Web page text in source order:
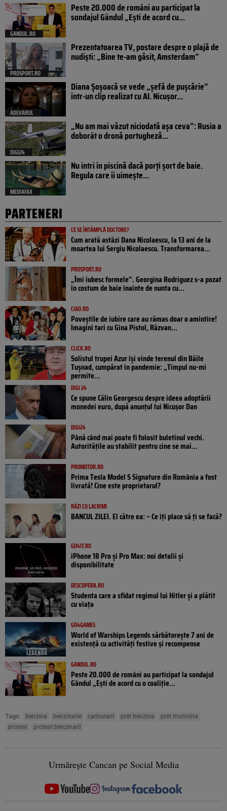
GANDUL.RO
Peste 20.000 de români au participat la
sondajul Gândul „Ești de acord cu...
PROSPORT.RO
Prezentatoarea TV, postare despre o plajă de
nudiști: „Bine te-am găsit, Amsterdam”
ADEVARUL
Diana Șoșoacă se vede „șefă de pușcărie”
într-un clip realizat cu AI. Nicușor...
DIGI24
„Nu am mai văzut niciodată așa ceva”: Rusia a
doborât o dronă portugheză...
MEDIAFAX
Nu intri în piscină dacă porți șort de baie.
Regula care îi uimește...
PARTENERI
CE SE ÎNTÂMPLĂ DOCTORE?
Cum arată astăzi Dana Nicolaescu, la 13 ani de la
moartea lui Sergiu Nicolaescu. Transformarea...
PROSPORT.RO
„Îmi iubesc formele”. Georgina Rodriguez s-a pozat
în costum de baie înainte de nunta cu...
CIAO.RO
Poveştile de iubire care au rămas doar o amintire!
Imagini tari cu Gina Pistol, Răzvan...
CLICK.RO
Solistul trupei Azur își vinde terenul din Băile
Tușnad, cumpărat în pandemie: „Timpul nu-mi
permite...
DIGI 24
Ce spune Călin Georgescu despre ideea adoptării
monedei euro, după anunțul lui Nicușor Dan
DIGI24
Până când mai poate fi folosit buletinul vechi.
Autoritățile au stabilit pentru cine se mai...
PROMOTOR.RO
Prima Tesla Model S Signature din România a fost
livrată! Cine este proprietarul?
RÂZI CU LACRIMI
BANCUL ZILEI. El către ea: – Ce îți place să ți se facă?
GO4IT.RO
iPhone 18 Pro și Pro Max: noi detalii și
disponibilitate
DESCOPERA.RO
Studenta care a sfidat regimul lui Hitler și a plătit
cu viața
GO4GAMES
World of Warships Legends sărbătorește 7 ani de
existență cu activități festive și recompense
GANDUL.RO
Peste 20.000 de români au participat la sondajul
Gândul „Ești de acord cu o coaliție...
Tags: benzina benzinarie carburant pret benzina
pret motorina
protest
protest benzinarii
Urmărește Cancan pe Social Media